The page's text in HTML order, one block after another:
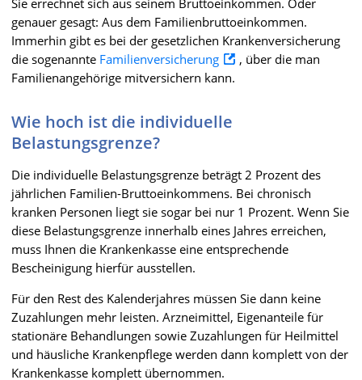
genauer gesagt: Aus dem Familienbruttoeinkommen.
Immerhin gibt es bei der gesetzlichen Krankenversicherung
die sogenannte Familienversicherung
, über die man
Familienangehörige mitversichern kann.
Wie hoch ist die individuelle
Belastungsgrenze?
Die individuelle Belastungsgrenze beträgt 2 Prozent des
jährlichen Familien-Bruttoeinkommens. Bei chronisch
kranken Personen liegt sie sogar bei nur 1 Prozent. Wenn Sie
diese Belastungsgrenze innerhalb eines Jahres erreichen,
muss Ihnen die Krankenkasse eine entsprechende
Bescheinigung hierfür ausstellen.
Für den Rest des Kalenderjahres müssen Sie dann keine
Zuzahlungen mehr leisten. Arzneimittel, Eigenanteile für
stationäre Behandlungen sowie Zuzahlungen für Heilmittel
und häusliche Krankenpflege werden dann komplett von der
Krankenkasse komplett übernommen.